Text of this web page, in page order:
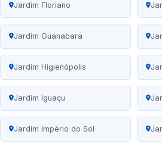
Jardim Floriano
Jardim Guanabara
Jardim Higienópolis
Jardim Iguaçu
Jardim Império do Sol